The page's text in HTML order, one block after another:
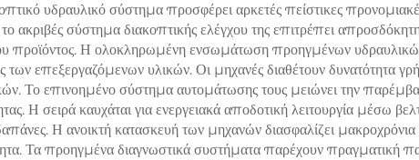
υδραυλικό σύστημα προσφέρει αρκετές πείστικες
σύστημα διακοπτικής ελέγχου της επιτρέπει
προϊόντος. Η ολοκληρωμένη ενσωμάτωση προηγμένων
επεξεργαζόμενων υλικών. Οι μηχανές διαθέτουν δυνατότητα
Το επινοημένο σύστημα αυτομάτωσης τους μειώνει την
Η σειρά καυχάται για ενεργειακά αποδοτική λειτουργία μέσω
Η ανοικτή κατασκευή των μηχανών διασφαλίζει μακροχρόνια
Τα προηγμένα διαγνωστικά συστήματα παρέχουν πραγματική